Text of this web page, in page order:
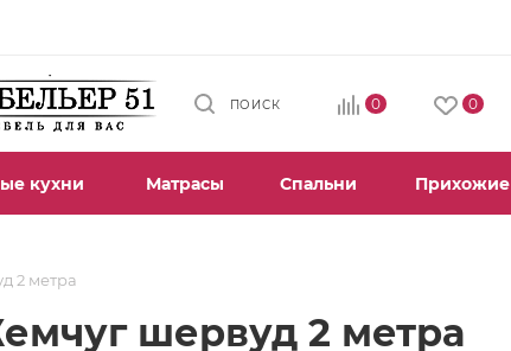
ПОИСК 0 0
кухни Матрасы Спальни Прихожие
2 метра
шервуд 2 метра